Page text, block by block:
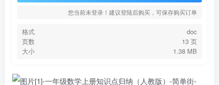
您当前未登录！建议登陆后购买，可保存购买订单
格式
doc
页数
13 页
大小
1.38 MB